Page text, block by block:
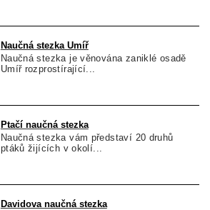
Naučná stezka Umíř
Naučná stezka je věnována zaniklé osadě
Umíř rozprostírající...
Ptačí naučná stezka
Naučná stezka vám představí 20 druhů
ptáků žijících v okolí...
Davidova naučná stezka